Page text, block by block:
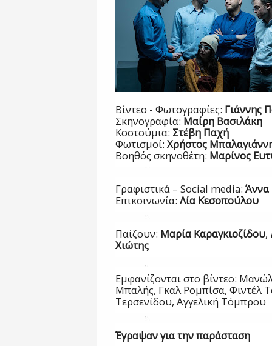
Βίντεο - Φωτογραφίες: Γιάννης
Σκηνογραφία: Μαίρη Βασιλάκη
Κοστούμια: Στέβη Παχή
Φωτισμοί: Χρήστος
Βοηθός σκηνοθέτη: Μαρίνος
Γραφιστικά – Social media: Άννα
Επικοινωνία: Λία Κεσοπούλου
Παίζουν: Μαρία Καραγκιοζίδου,
Χιώτης
Εμφανίζονται στο βίντεο:
Μπαλής, Γκαλ Ρομπίσα, Φιντέλ
Τερσενίδου, Αγγελική Τόμπρου
Έγραψαν για την παράσταση